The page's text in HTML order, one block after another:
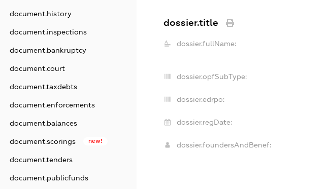
document.history
document.inspections
document.bankruptcy
document.court
document.taxdebts
document.enforcements
document.balances
document.scorings new!
document.tenders
document.publicfunds
dossier.title
dossier.fullName:
dossier.opfSubType:
dossier.edrpo:
dossier.regDate:
dossier.foundersAndBenef: